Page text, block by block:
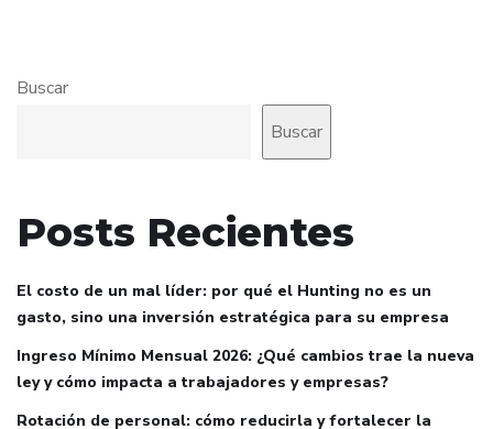
Buscar
Buscar
Posts Recientes
El costo de un mal líder: por qué el Hunting no es un
gasto, sino una inversión estratégica para su empresa
Ingreso Mínimo Mensual 2026: ¿Qué cambios trae la nueva
ley y cómo impacta a trabajadores y empresas?
Rotación de personal: cómo reducirla y fortalecer la